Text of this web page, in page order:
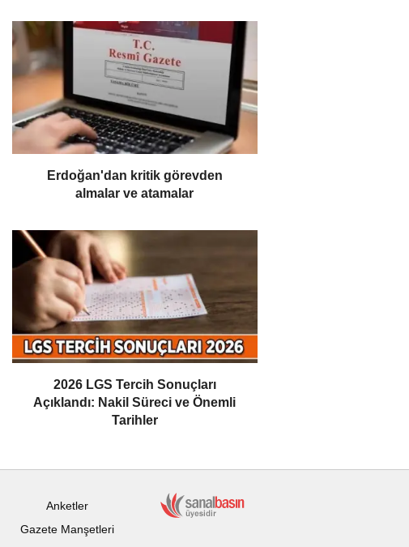
Erdoğan'dan kritik görevden
almalar ve atamalar
2026 LGS Tercih Sonuçları
Açıklandı: Nakil Süreci ve Önemli
Tarihler
Anketler
Gazete Manşetleri